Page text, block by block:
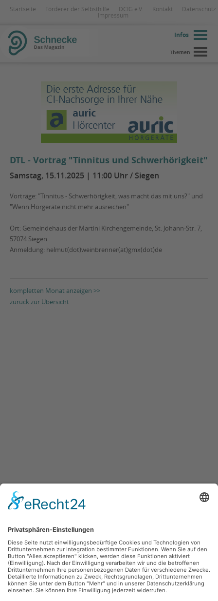
Startseite Förderer der Selbsthilfe DCIG e.V. Kontakt
Datenschutz
Impressum
Infos
Themen
DTL - Vortrag "Tinnitus und Schwerhörigkeit"
Samstag, 15.11.2025 | 11:00 Uhr / Siegen
Vorträge: "Tinnitus - Schwerhörigkeit, was macht das mit uns?" und
"Wenn Hörgeräte nicht mehr ausreichen"
Ort: Gemeindehaus der Martini Kirchengemeinde, St. Johann-Str. 7,
57074 Siegen
Anmeldung: helmut(dot)weinbrenner(at)gmx(dot)de
kompletten Monat anzeigen >>
zurück zur Übersicht